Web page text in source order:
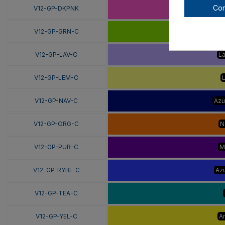
V12-GP-DKPNK
V12-GP-GRN-C
V12-GP-LAV-C
V12-GP-LEM-C
V12-GP-NAV-C
V12-GP-ORG-C
V12-GP-PUR-C
V12-GP-RYBL-C
V12-GP-TEA-C
V12-GP-YEL-C